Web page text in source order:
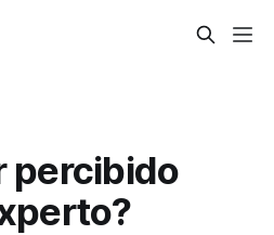
percibido